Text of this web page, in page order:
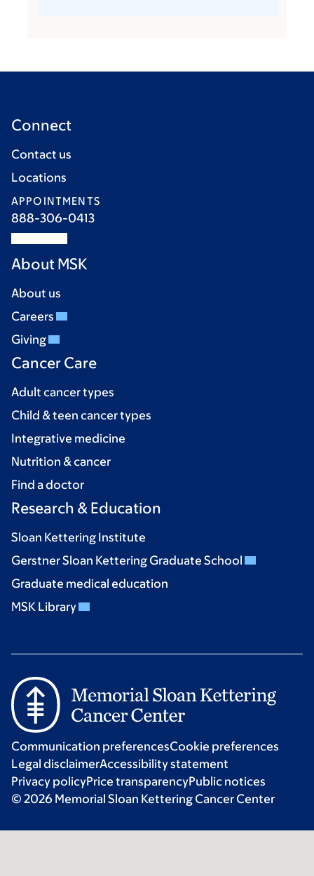
Connect
Contact us
Locations
APPOINTMENTS
888-306-0413
About MSK
About us
Careers
Giving
Cancer Care
Adult cancer types
Child & teen cancer types
Integrative medicine
Nutrition & cancer
Find a doctor
Research & Education
Sloan Kettering Institute
Gerstner Sloan Kettering Graduate School
Graduate medical education
MSK Library
Communication preferencesCookie preferences
Legal disclaimerAccessibility statement
Privacy policyPrice transparencyPublic notices
© 2026 Memorial Sloan Kettering Cancer Center